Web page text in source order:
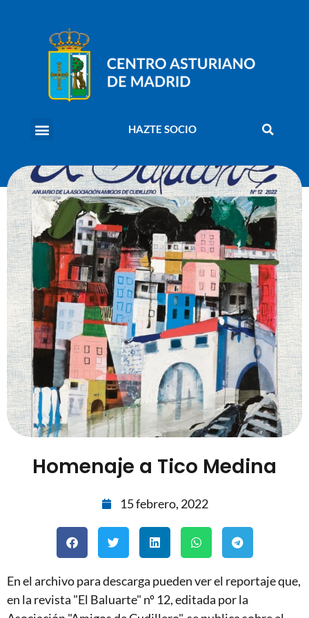
HAZTE SOCIO
Homenaje a Tico Medina
15 febrero, 2022
En el archivo para descarga pueden ver el reportaje que,
en la revista "El Baluarte" nº 12, editada por la